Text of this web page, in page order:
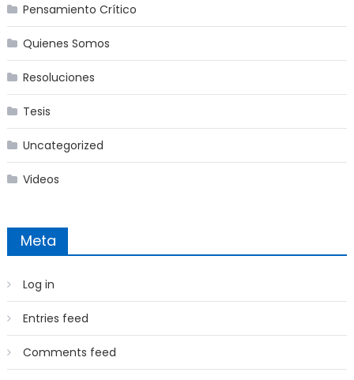
Pensamiento Crítico
Quienes Somos
Resoluciones
Tesis
Uncategorized
Videos
Meta
Log in
Entries feed
Comments feed